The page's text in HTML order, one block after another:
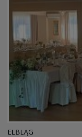
ELBLĄG